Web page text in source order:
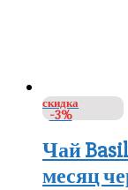
скидка
-3%
Чай
месяц